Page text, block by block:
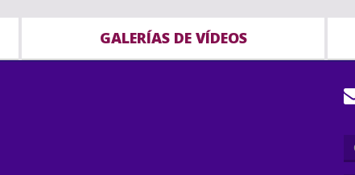
GALERÍAS DE VÍDEOS